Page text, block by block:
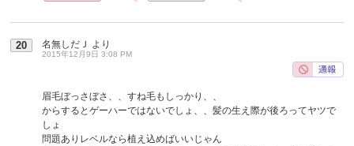
20 名無しだＪ より
2015年12月9日 3:08 PM
眉毛ぼっさぼさ、、すね毛もしっかり、、
からするとゲーハーではないでしょ、、髪の生え際が後ろってヤツで
しょ
問題ありレベルなら植え込めばいいじゃん